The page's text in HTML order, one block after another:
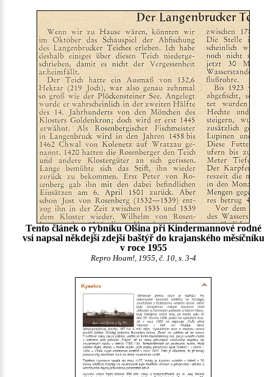
Tento článek o rybníku Olšina při Kindermannové rodné
vsi napsal někdejší zdejší baštýř do krajanského měsíčníku
v roce 1955
Repro Hoam!, 1955, č. 10, s. 3-4